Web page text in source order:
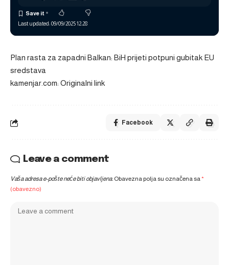
Last updated: 09/09/2025 12:28
Plan rasta za zapadni Balkan: BiH prijeti potpuni gubitak EU
sredstava
kamenjar.com: Originalni link
Facebook
Leave a comment
Vaša adresa e-pošte neće biti objavljena. Obavezna polja su označena sa*
(obavezno)